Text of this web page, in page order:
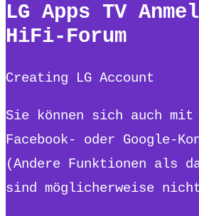
LG Apps TV
HiFi-Forum
Creating LG Account
Sie können sich auch mit
Facebook- oder Google-
(Andere Funktionen als
sind möglicherweise